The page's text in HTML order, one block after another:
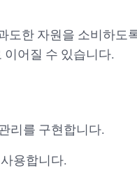
도한 자원을 소비하도
어질 수 있습니다.
리를 구현합니다.
용합니다.